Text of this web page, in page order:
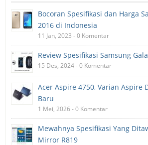
Bocoran Spesifikasi dan Harga
2016 di Indonesia
11 Jan, 2023 - 0 Komentar
Review Spesifikasi Samsung
15 Des, 2024 - 0 Komentar
Acer Aspire 4750, Varian Aspire
Baru
1 Mei, 2026 - 0 Komentar
Mewahnya Spesifikasi Yang
Mirror R819